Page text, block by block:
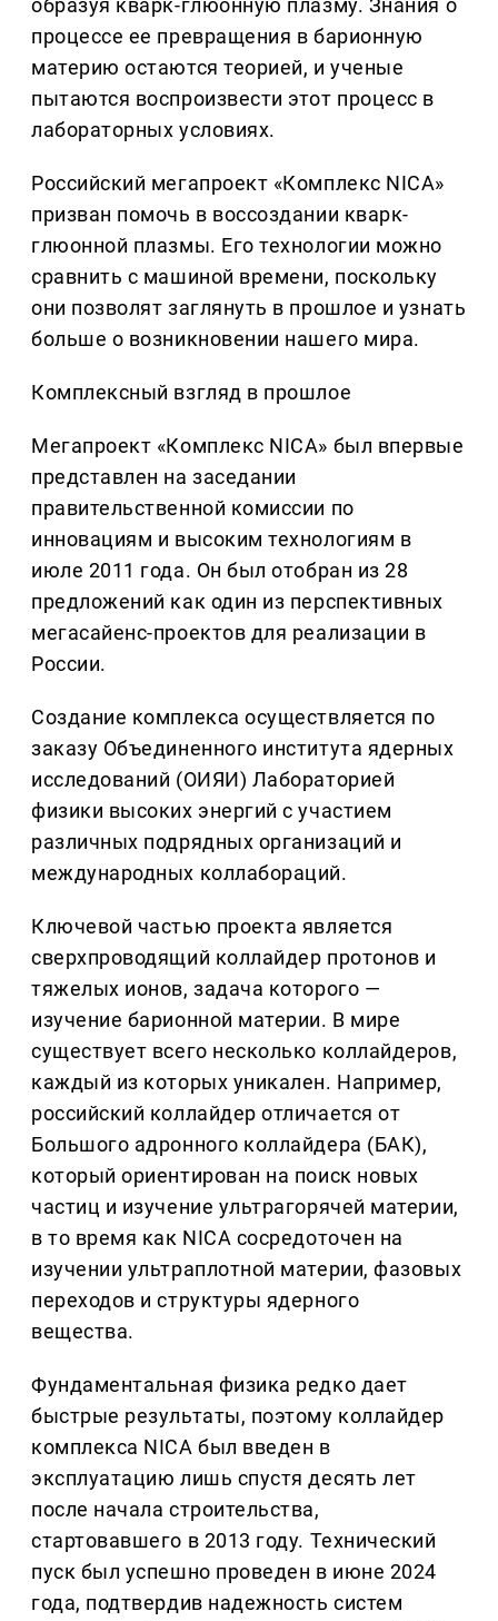
образуя кварк-глюонную плазму. Знания о
процессе ее превращения в барионную
материю остаются теорией, и ученые
пытаются воспроизвести этот процесс в
лабораторных условиях.
Российский мегапроект «Комплекс NICA»
призван помочь в воссоздании кварк-
глюонной плазмы. Его технологии можно
сравнить с машиной времени, поскольку
они позволят заглянуть в прошлое и узнать
больше о возникновении нашего мира.
Комплексный взгляд в прошлое
Мегапроект «Комплекс NICA» был впервые
представлен на заседании
правительственной комиссии по
инновациям и высоким технологиям в
июле 2011 года. Он был отобран из 28
предложений как один из перспективных
мегасайенс-проектов для реализации в
России.
Создание комплекса осуществляется по
заказу Объединенного института ядерных
исследований (ОИЯИ) Лабораторией
физики высоких энергий с участием
различных подрядных организаций и
международных коллабораций.
Ключевой частью проекта является
сверхпроводящий коллайдер протонов и
тяжелых ионов, задача которого —
изучение барионной материи. В мире
существует всего несколько коллайдеров,
каждый из которых уникален. Например,
российский коллайдер отличается от
Большого адронного коллайдера (БАК),
который ориентирован на поиск новых
частиц и изучение ультрагорячей материи,
в то время как NICA сосредоточен на
изучении ультраплотной материи, фазовых
переходов и структуры ядерного
вещества.
Фундаментальная физика редко дает
быстрые результаты, поэтому коллайдер
комплекса NICA был введен в
эксплуатацию лишь спустя десять лет
после начала строительства,
стартовавшего в 2013 году. Технический
пуск был успешно проведен в июне 2024
года, подтвердив надежность систем